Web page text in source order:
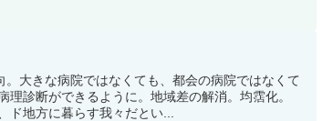
大きな病院ではなくても、都会の病院ではなくて
診断ができるように。地域差の解消。均霑化。
ド地方に暮らす我々だとい...